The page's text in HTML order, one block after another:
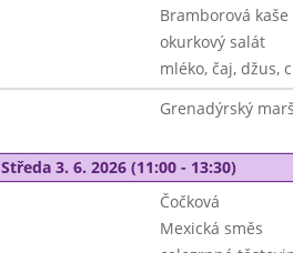
Bramborová kaše
okurkový salát
mléko, čaj, džus,
Grenadýrský
Středa 3. 6. 2026 (11:00 - 13:30)
Čočková
Mexická směs